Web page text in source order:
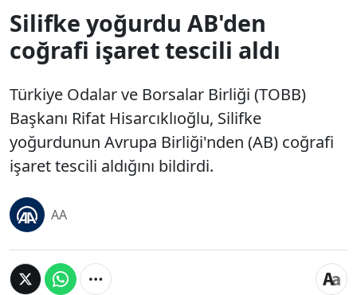
Silifke yoğurdu AB'den
coğrafi işaret tescili aldı
Türkiye Odalar ve Borsalar Birliği (TOBB)
Başkanı Rifat Hisarcıklıoğlu, Silifke
yoğurdunun Avrupa Birliği'nden (AB) coğrafi
işaret tescili aldığını bildirdi.
AA